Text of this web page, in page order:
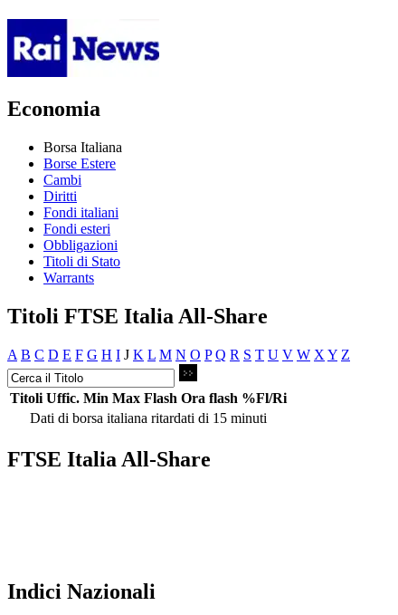
Economia
Borsa Italiana
Borse Estere
Cambi
Diritti
Fondi italiani
Fondi esteri
Obbligazioni
Titoli di Stato
Warrants
Titoli FTSE Italia All-Share
A B C D E F G H I J K L M N O P Q R S T U V W X Y Z
Titoli Uffic. Min Max Flash Ora flash %Fl/Ri
Dati di borsa italiana ritardati di 15 minuti
FTSE Italia All-Share
Indici Nazionali